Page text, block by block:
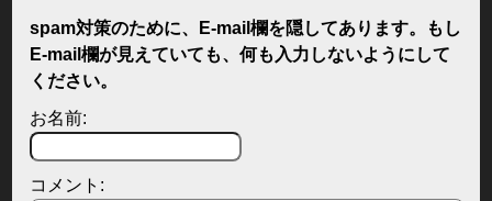
spam対策のために、E-mail欄を隠してあります。もし
E-mail欄が見えていても、何も入力しないようにして
ください。
お名前:
コメント: